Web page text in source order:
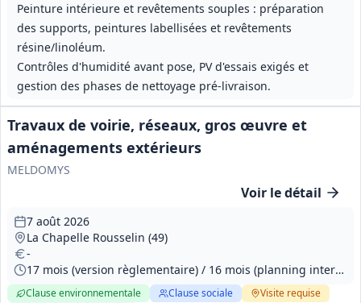
Peinture intérieure et revêtements souples : préparation
des supports, peintures labellisées et revêtements
résine/linoléum.
Contrôles d'humidité avant pose, PV d'essais exigés et
gestion des phases de nettoyage pré‑livraison.
Travaux de voirie, réseaux, gros œuvre et
aménagements extérieurs
MELDOMYS
Voir le détail
7 août 2026
La Chapelle Rousselin (49)
-
17 mois (version règlementaire) / 16 mois (planning interne indiquant démarrage différent)
Clause environnementale Clause sociale Visite requise